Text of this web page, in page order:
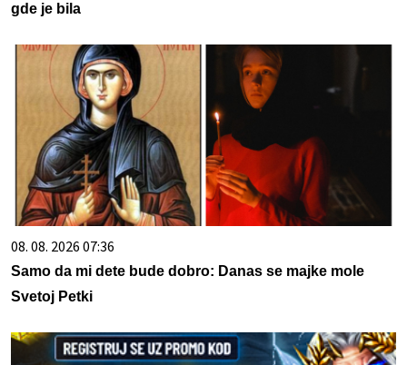
gde je bila
08. 08. 2026 07:36
Samo da mi dete bude dobro: Danas se majke mole
Svetoj Petki